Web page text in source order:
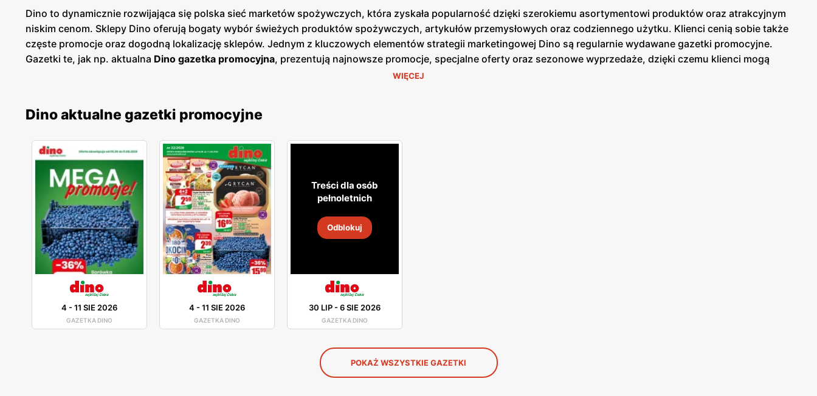
Dino to dynamicznie rozwijająca się polska sieć marketów spożywczych, która zyskała popularność dzięki szerokiemu asortymentowi produktów oraz atrakcyjnym
niskim cenom. Sklepy Dino oferują bogaty wybór świeżych produktów spożywczych, artykułów przemysłowych oraz codziennego użytku. Klienci cenią sobie także
częste promocje oraz dogodną lokalizację sklepów. Jednym z kluczowych elementów strategii marketingowej Dino są regularnie wydawane gazetki promocyjne.
Gazetki te, jak np. aktualna Dino gazetka promocyjna, prezentują najnowsze promocje, specjalne oferty oraz sezonowe wyprzedaże, dzięki czemu klienci mogą
planować swoje zakupy i korzystać z wyjątkowych okazji cenowych. Są one dostępne zarówno w formie papierowej w sklepach, jak i online, co umożliwia łatwy
które umożliwiają dodatkowe oszczędności przy regularnych zakupach. Dzięki dogodnym lokalizacjom oraz szerokiemu asortymentowi produktów, Dino stało się
blisko domu. Firma stawia na wysoką jakość obsługi oraz komfort klientów, co przekłada się na zadowolenie i lojalność kupujących. Sieć Dino to miejsce, gdzie
jakość, świeżość i niskie ceny idą w parze, oferując szeroki wybór produktów dla każdego klienta.
WIĘCEJ
Dino aktualne gazetki promocyjne
4 -11 SIE 2026
GAZETKA DINO
4 -11 SIE 2026
GAZETKA DINO
Treści dla osób
pełnoletnich
Odblokuj
30 LIP-6 SIE 2026
GAZETKA DINO
POKAŻ WSZYSTKIE GAZETKI